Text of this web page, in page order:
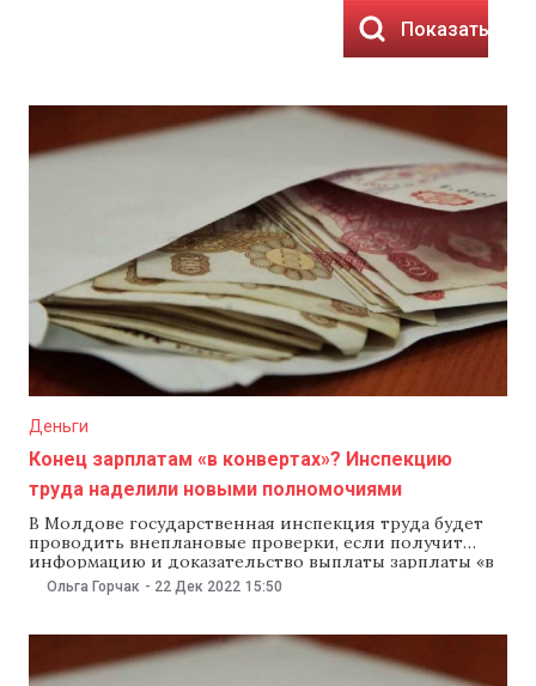
Показать
Деньги
Конец зарплатам «в конвертах»? Инспекцию
труда наделили новыми полномочиями
В Молдове государственная инспекция труда будет
проводить внеплановые проверки, если получит
информацию и доказательство выплаты зарплаты «в
конвертах». Также инспекция будет расследовать
использование работодателями нелегального труда.
законопроект, который поможет инспекции труда
укрепить свои возможности в борьбе с нелегальным
трудом. Документ наделяет инспекцию правом
Ольга Горчак - 22 Дек 2022 15:50